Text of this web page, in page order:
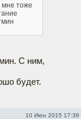
мне тоже
С ним,
будет.
10 Июн 2015 17:39